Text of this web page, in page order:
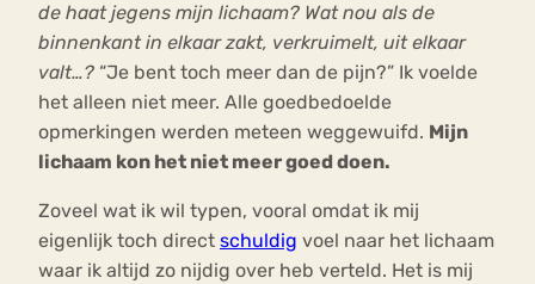
de haat jegens mijn lichaam? Wat nou als de
binnenkant in elkaar zakt, verkruimelt, uit elkaar
valt…? “Je bent toch meer dan de pijn?” Ik voelde
het alleen niet meer. Alle goedbedoelde
opmerkingen werden meteen weggewuifd. Mijn
lichaam kon het niet meer goed doen.
Zoveel wat ik wil typen, vooral omdat ik mij
eigenlijk toch direct schuldig voel naar het lichaam
waar ik altijd zo nijdig over heb verteld. Het is mij